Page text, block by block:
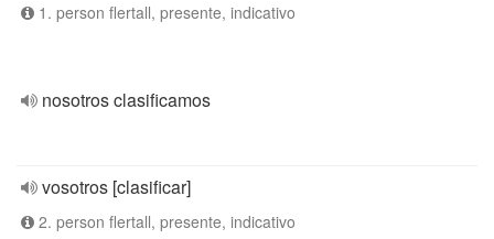
1. person flertall, presente, indicativo
nosotros clasificamos
vosotros [clasificar]
2. person flertall, presente, indicativo